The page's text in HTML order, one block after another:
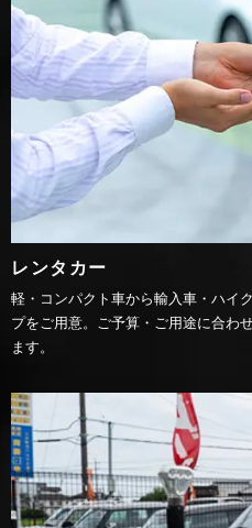
レンタカー
軽・コンパクト車から輸入車・ハイ
プをご用意。ご予算・ご用途に合わ
ます。